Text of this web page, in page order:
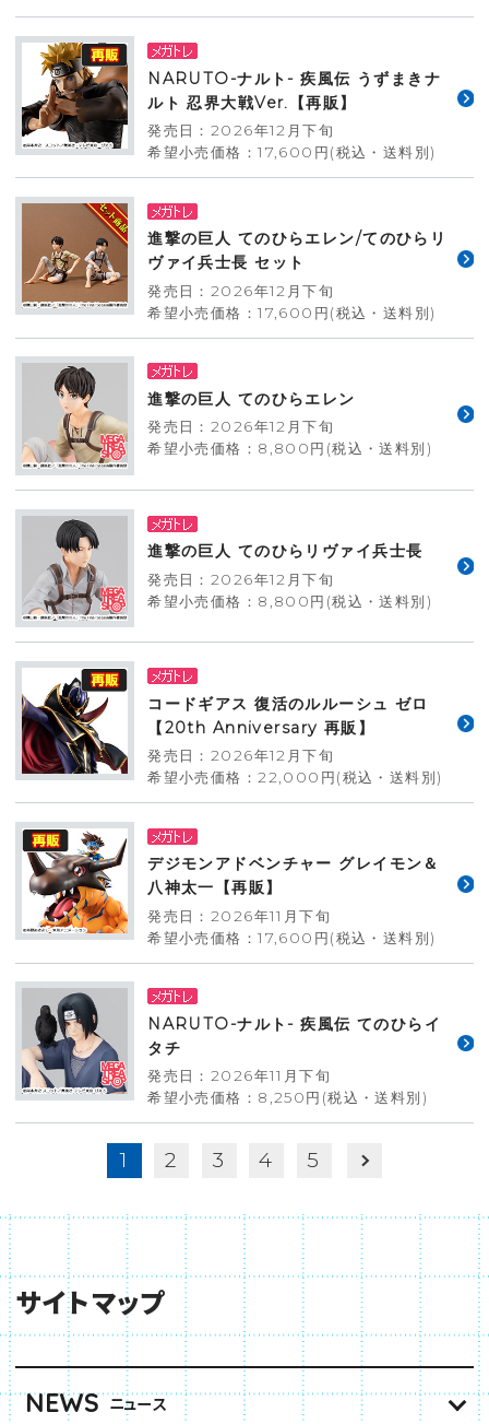
NARUTO-ナルト- 疾風伝 うずまきナ
ルト 忍界大戦Ver.【再販】
発売日：2026年12月下旬
希望小売価格：17,600円(税込・送料別)
進撃の巨人 てのひらエレン/てのひらリ
ヴァイ兵士長 セット
発売日：2026年12月下旬
希望小売価格：17,600円(税込・送料別)
進撃の巨人 てのひらエレン
発売日：2026年12月下旬
希望小売価格：8,800円(税込・送料別)
進撃の巨人 てのひらリヴァイ兵士長
発売日：2026年12月下旬
希望小売価格：8,800円(税込・送料別)
コードギアス 復活のルルーシュ ゼロ
【20th Anniversary 再販】
発売日：2026年12月下旬
希望小売価格：22,000円(税込・送料別)
デジモンアドベンチャー グレイモン＆
八神太一【再販】
発売日：2026年11月下旬
希望小売価格：17,600円(税込・送料別)
NARUTO-ナルト- 疾風伝 てのひらイ
タチ
発売日：2026年11月下旬
希望小売価格：8,250円(税込・送料別)
1 2 3 4 5
サイトマップ
NEWS ニュース